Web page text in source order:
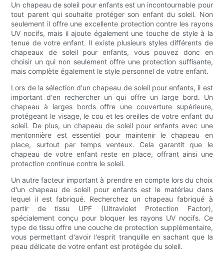
Un chapeau de soleil pour enfants est un incontournable pour
tout parent qui souhaite protéger son enfant du soleil. Non
seulement il offre une excellente protection contre les rayons
UV nocifs, mais il ajoute également une touche de style à la
tenue de votre enfant. Il existe plusieurs styles différents de
chapeaux de soleil pour enfants, vous pouvez donc en
choisir un qui non seulement offre une protection suffisante,
mais complète également le style personnel de votre enfant.
Lors de la sélection d'un chapeau de soleil pour enfants, il est
important d'en rechercher un qui offre un large bord. Un
chapeau à larges bords offre une couverture supérieure,
protégeant le visage, le cou et les oreilles de votre enfant du
soleil. De plus, un chapeau de soleil pour enfants avec une
mentonnière est essentiel pour maintenir le chapeau en
place, surtout par temps venteux. Cela garantit que le
chapeau de votre enfant reste en place, offrant ainsi une
protection continue contre le soleil.
Un autre facteur important à prendre en compte lors du choix
d'un chapeau de soleil pour enfants est le matériau dans
lequel il est fabriqué. Recherchez un chapeau fabriqué à
partir de tissu UPF (Ultraviolet Protection Factor),
spécialement conçu pour bloquer les rayons UV nocifs. Ce
type de tissu offre une couche de protection supplémentaire,
vous permettant d'avoir l'esprit tranquille en sachant que la
peau délicate de votre enfant est protégée du soleil.